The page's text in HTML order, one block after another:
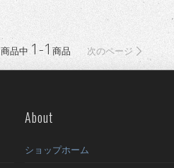
商品中 1-1商品 次のページ
About
ショップホーム